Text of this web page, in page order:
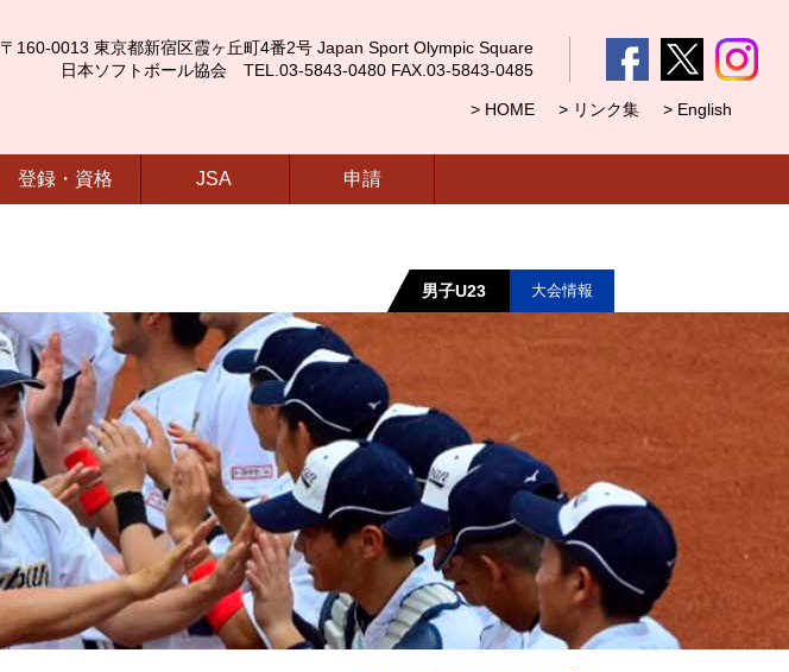
〒160-0013 東京都新宿区霞ヶ丘町4番2号 Japan Sport Olympic Square
日本ソフトボール協会 TEL.03-5843-0480 FAX.03-5843-0485
> HOME > リンク集 > English
登録・資格 JSA 申請
男子U23 大会情報